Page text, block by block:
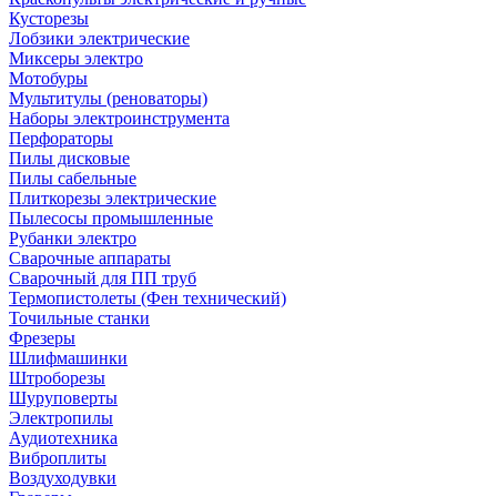
Кусторезы
Лобзики электрические
Миксеры электро
Мотобуры
Мультитулы (реноваторы)
Наборы электроинструмента
Перфораторы
Пилы дисковые
Пилы сабельные
Плиткорезы электрические
Пылесосы промышленные
Рубанки электро
Сварочные аппараты
Сварочный для ПП труб
Термопистолеты (Фен технический)
Точильные станки
Фрезеры
Шлифмашинки
Штроборезы
Шуруповерты
Электропилы
Аудиотехника
Виброплиты
Воздуходувки